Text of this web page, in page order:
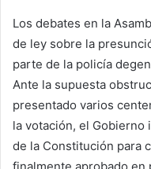
Los debates en la
de ley sobre la
parte de la policía
Ante la supuesta
presentado varios
la votación, el
de la Constitución para